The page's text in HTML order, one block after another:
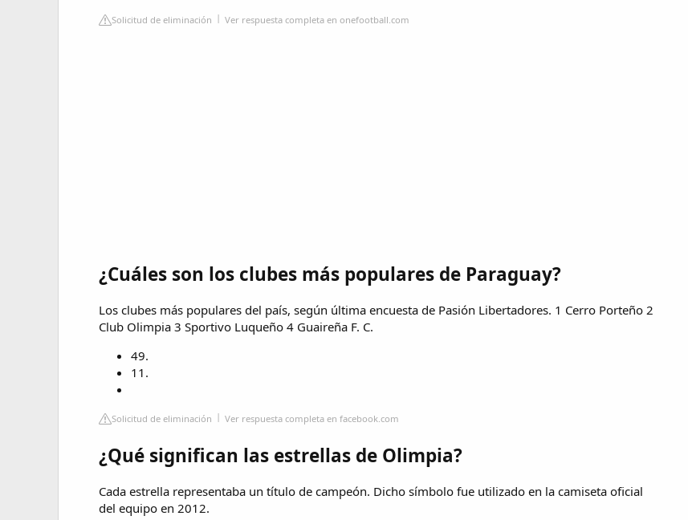
Solicitud de eliminación Ver respuesta completa en onefootball.com
¿Cuáles son los clubes más populares de Paraguay?
Los clubes más populares del país, según última encuesta de Pasión Libertadores. 1 Cerro Porteño 2
Club Olimpia 3 Sportivo Luqueño 4 Guaireña F. C.
49.
11.
Solicitud de eliminación Ver respuesta completa en facebook.com
¿Qué significan las estrellas de Olimpia?
Cada estrella representaba un título de campeón. Dicho símbolo fue utilizado en la camiseta oficial
del equipo en 2012.